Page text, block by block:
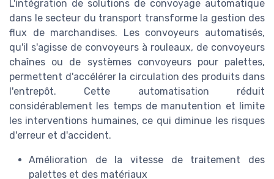
L'intégration de solutions de convoyage automatique
dans le secteur du transport transforme la gestion des
flux de marchandises. Les convoyeurs automatisés,
qu'il s'agisse de convoyeurs à rouleaux, de convoyeurs
chaînes ou de systèmes convoyeurs pour palettes,
permettent d'accélérer la circulation des produits dans
l'entrepôt. Cette automatisation réduit
considérablement les temps de manutention et limite
les interventions humaines, ce qui diminue les risques
d'erreur et d'accident.
Amélioration de la vitesse de traitement des
palettes et des matériaux